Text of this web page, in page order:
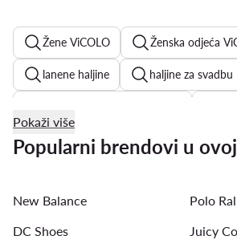
Žene ViCOLO Ženska odjeća
lanene haljine haljine za svadbu
ljetne haljine bijele haljine ljetne
Pokaži više
Popularni brendovi u
New Balance Polo
DC Shoes
Juicy